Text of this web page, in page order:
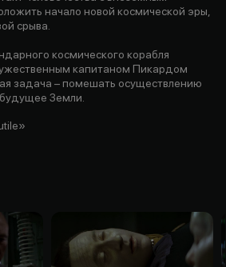
начало новой космической эры,
срыва.
космического корабля
капитаном Пикардом
задача – помешать осуществлению
Земли.